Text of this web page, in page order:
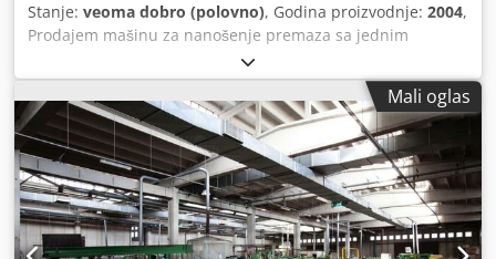
Stanje: veoma dobro (polovno), Godina proizvodnje: 2004,
Prodajem mašinu za nanošenje premaza sa jednim
valjkom BURKLE SLC1300. Godina proizvodnje 2004. Radna
širina 1300 mm. U veoma dobrom stanju. Potpuno
funkcionalna. Odmah dostupna. Dedpfx Aewun Hbobmsck
Mali oglas